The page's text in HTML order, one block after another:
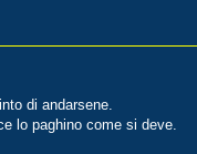
di andarsene.
lo paghino come si deve.